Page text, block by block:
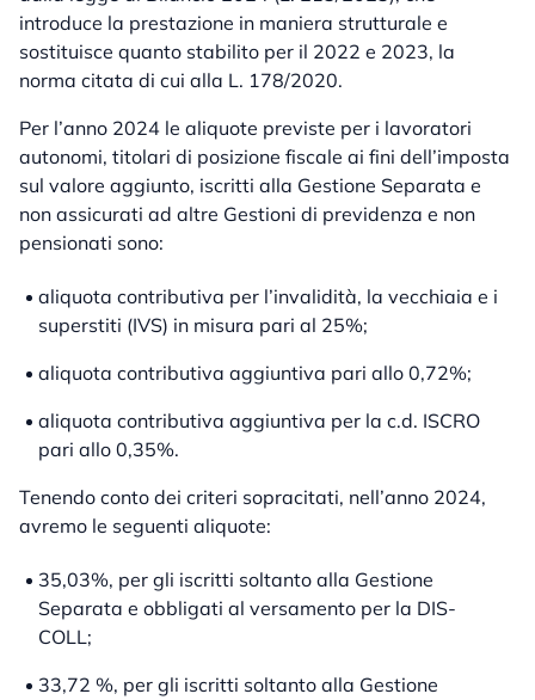
introduce la prestazione in maniera strutturale e
sostituisce quanto stabilito per il 2022 e 2023, la
norma citata di cui alla L. 178/2020.
Per l’anno 2024 le aliquote previste per i lavoratori
autonomi, titolari di posizione fiscale ai fini dell’imposta
sul valore aggiunto, iscritti alla Gestione Separata e
non assicurati ad altre Gestioni di previdenza e non
pensionati sono:
aliquota contributiva per l’invalidità, la vecchiaia e i
superstiti (IVS) in misura pari al 25%;
aliquota contributiva aggiuntiva pari allo 0,72%;
aliquota contributiva aggiuntiva per la c.d. ISCRO
pari allo 0,35%.
Tenendo conto dei criteri sopracitati, nell’anno 2024,
avremo le seguenti aliquote:
35,03%, per gli iscritti soltanto alla Gestione
Separata e obbligati al versamento per la DIS-
COLL;
33,72 %, per gli iscritti soltanto alla Gestione